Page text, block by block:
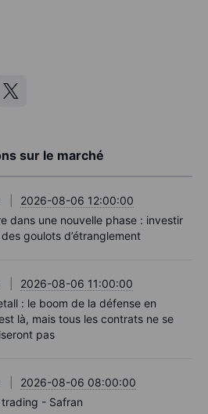
sur le marché
2026-08-06 12:00:00
dans une nouvelle phase : investir
goulots d’étranglement
2026-08-06 11:00:00
: le boom de la défense en
là, mais tous les contrats ne se
pas
2026-08-06 08:00:00
- Safran